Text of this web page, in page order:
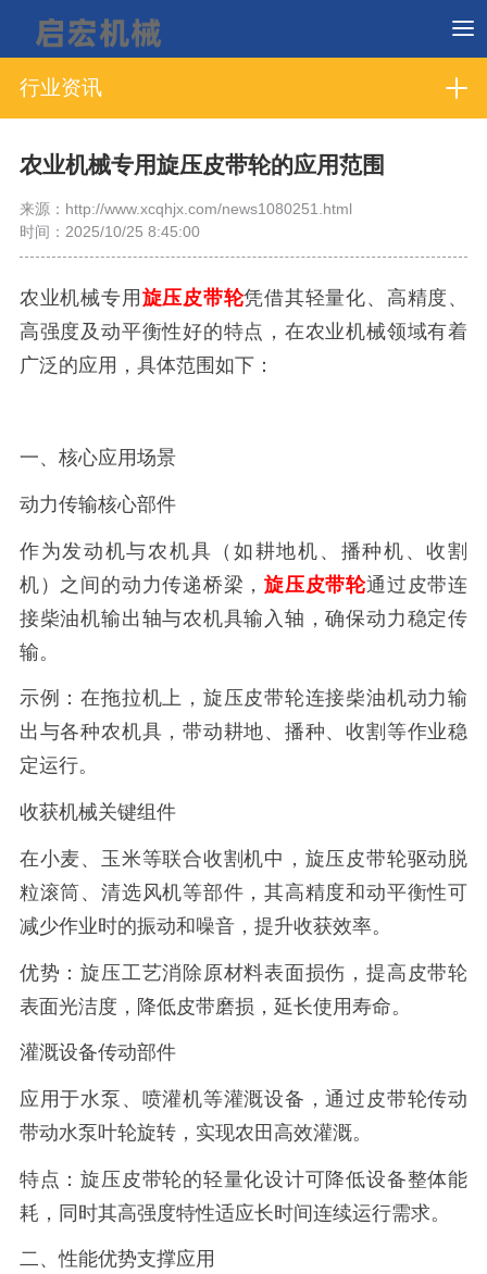
行业资讯
农业机械专用旋压皮带轮的应用范围
来源：http://www.xcqhjx.com/news1080251.html
时间：2025/10/25 8:45:00
农业机械专用 旋压皮带轮凭借其轻量化、高精度、
高强度及动平衡性好的特点，在农业机械领域有着
广泛的应用，具体范围如下：
一、核心应用场景
动力传输核心部件
作为发动机与农机具（如耕地机、播种机、收割
机）之间的动力传递桥梁，旋压皮带轮通过皮带连
接柴油机输出轴与农机具输入轴，确保动力稳定传
输。
示例：在拖拉机上，旋压皮带轮连接柴油机动力输
出与各种农机具，带动耕地、播种、收割等作业稳
定运行。
收获机械关键组件
在小麦、玉米等联合收割机中，旋压皮带轮驱动脱
粒滚筒、清选风机等部件，其高精度和动平衡性可
减少作业时的振动和噪音，提升收获效率。
优势：旋压工艺消除原材料表面损伤，提高皮带轮
表面光洁度，降低皮带磨损，延长使用寿命。
灌溉设备传动部件
应用于水泵、喷灌机等灌溉设备，通过皮带轮传动
带动水泵叶轮旋转，实现农田高效灌溉。
特点：旋压皮带轮的轻量化设计可降低设备整体能
耗，同时其高强度特性适应长时间连续运行需求。
二、性能优势支撑应用